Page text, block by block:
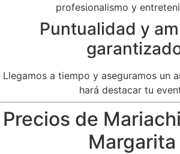
profesionalismo y
Puntualidad y
Llegamos a tiempo y aseguramos un
hará destacar tu
Precios de
Margarita